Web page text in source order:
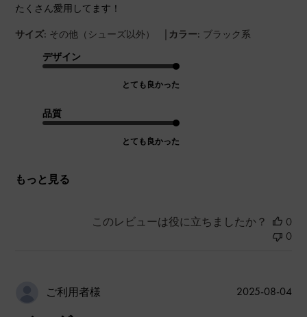
たくさん愛用してます！
サイズ: その他（シューズ以外） | カラー: ブラック系
デザイン
とても良かった
品質
とても良かった
もっと見る
このレビューは役に立ちましたか？
0
0
ご利用者様
公
2025-08-04